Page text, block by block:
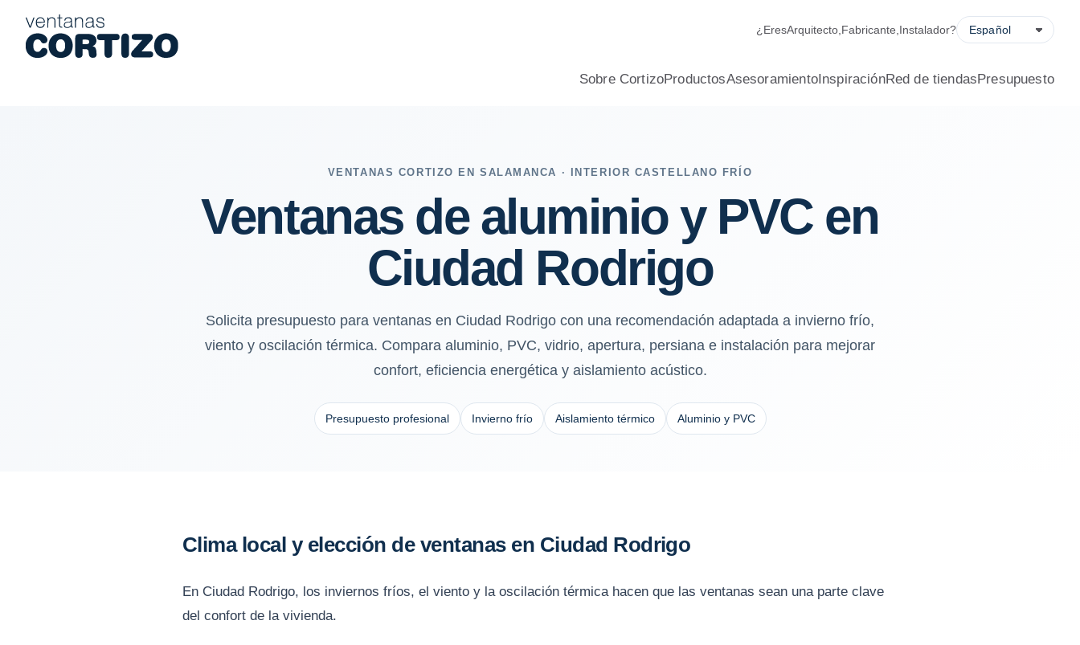
Ventanas de aluminio y PVC en Ciudad Rodrigo: invierno frío, viento y oscilación térmica, aislamiento, confort y presupuesto profesional.
¿EresArquitecto Fabricante Instalador?
Sobre CortizoProductosAsesoramientoInspiraciónRed de tiendasPresupuesto
VENTANAS CORTIZO EN SALAMANCA · INTERIOR CASTELLANO FRÍO
Ventanas de aluminio y PVC en
Ciudad Rodrigo
Solicita presupuesto para ventanas en Ciudad Rodrigo con una recomendación adaptada a invierno frío,
viento y oscilación térmica. Compara aluminio, PVC, vidrio, apertura, persiana e instalación para mejorar
confort, eficiencia energética y aislamiento acústico.
Presupuesto profesional Invierno frío Aislamiento térmico Aluminio y PVC
Clima local y elección de ventanas en Ciudad Rodrigo
En Ciudad Rodrigo, los inviernos fríos, el viento y la oscilación térmica hacen que las ventanas sean una parte clave
del confort de la vivienda.